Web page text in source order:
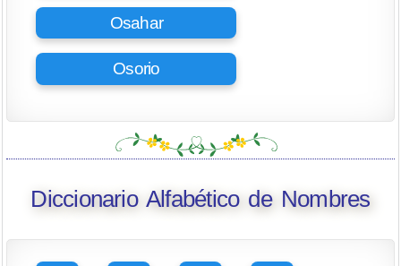
Osahar
Osorio
Diccionario Alfabético de Nombres